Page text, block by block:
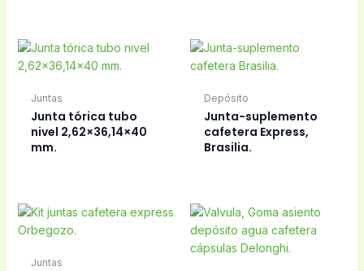
Juntas
Junta tórica tubo
nivel 2,62×36,14×40
mm.
Depósito
Junta-suplemento
cafetera Express,
Brasilia.
Juntas